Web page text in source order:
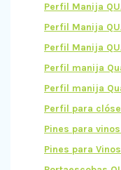
Perfil Manija
Perfil Manija
Perfil Manija
Perfil manija
Perfil manija
Perfil para
Pines para vinos
Pines para